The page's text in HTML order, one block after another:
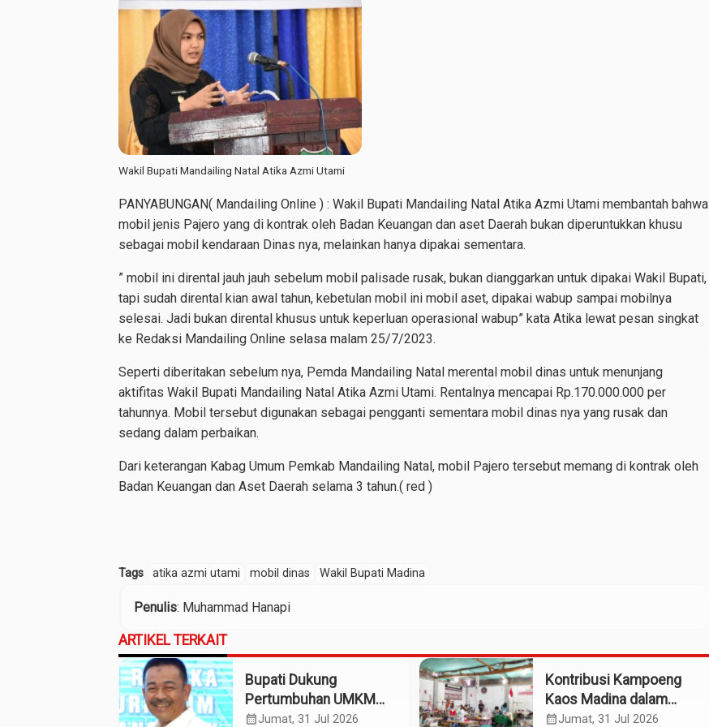
Wakil Bupati Mandailing Natal Atika Azmi Utami
PANYABUNGAN( Mandailing Online ) : Wakil Bupati Mandailing Natal Atika Azmi Utami membantah bahwa
mobil jenis Pajero yang di kontrak oleh Badan Keuangan dan aset Daerah bukan diperuntukkan khusu
sebagai mobil kendaraan Dinas nya, melainkan hanya dipakai sementara.
” mobil ini dirental jauh jauh sebelum mobil palisade rusak, bukan dianggarkan untuk dipakai Wakil Bupati,
tapi sudah dirental kian awal tahun, kebetulan mobil ini mobil aset, dipakai wabup sampai mobilnya
selesai. Jadi bukan dirental khusus untuk keperluan operasional wabup” kata Atika lewat pesan singkat
ke Redaksi Mandailing Online selasa malam 25/7/2023.
Seperti diberitakan sebelum nya, Pemda Mandailing Natal merental mobil dinas untuk menunjang
aktifitas Wakil Bupati Mandailing Natal Atika Azmi Utami. Rentalnya mencapai Rp.170.000.000 per
tahunnya. Mobil tersebut digunakan sebagai pengganti sementara mobil dinas nya yang rusak dan
sedang dalam perbaikan.
Dari keterangan Kabag Umum Pemkab Mandailing Natal, mobil Pajero tersebut memang di kontrak oleh
Badan Keuangan dan Aset Daerah selama 3 tahun.( red )
Tags atika azmi utami mobil dinas Wakil Bupati Madina
Penulis: Muhammad Hanapi
ARTIKEL TERKAIT
Bupati Dukung
Pertumbuhan UMKM
Termasuk Kampoeng
calendar_monthJumat, 31 Jul 2026
Kontribusi Kampoeng
Kaos Madina dalam
Industri Budaya dan
calendar_monthJumat, 31 Jul 2026